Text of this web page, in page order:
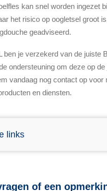
kan snel worden ingezet
het risico op oogletsel groot
geadviseerd.
ben je verzekerd van de juiste
ondersteuning om deze op
vandaag nog contact op voor
en diensten.
links
of een